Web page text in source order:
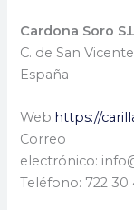
Cardona Soro
C. de San
España
Web:https://
Correo
electrónico:
Teléfono: 722 30